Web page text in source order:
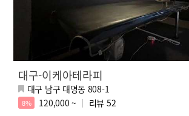
대구-이케아테라피
대구 남구 대명동 808-1
8% 120,000 ~ 리뷰 52